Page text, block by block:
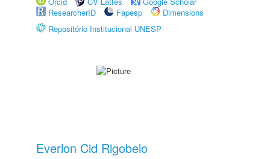
ResearcherID
Fapesp
Dimensions
Repositório Institucional UNESP
Everlon Cid Rigobelo